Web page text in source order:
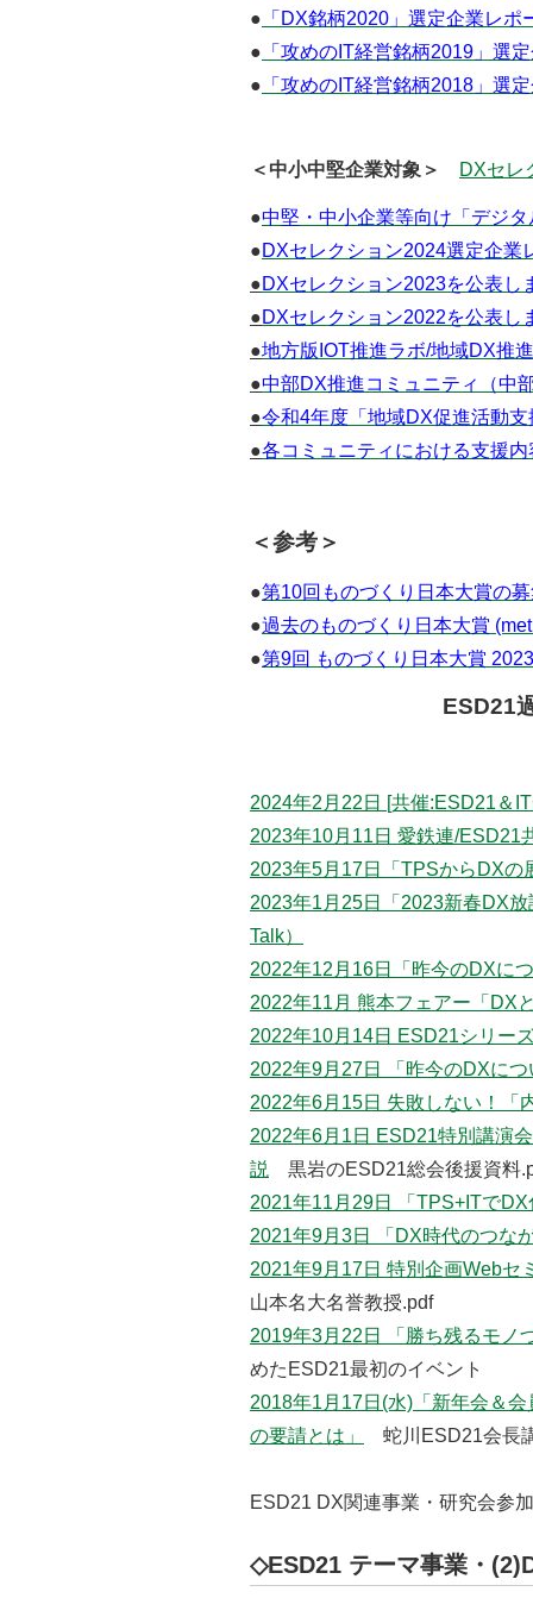
● 「DX銘柄2020」選定企業レポ
● 「攻めのIT経営銘柄2019」選
● 「攻めのIT経営銘柄2018」選
＜中小中堅企業対象＞ DXセレ
●中堅・中小企業等向け「デジ
●DXセレクション2024選定企業
●DXセレクション2023を公表し
●DXセレクション2022を公表し
●地方版IOT推進ラボ/地域DX推
●中部DX推進コミュニティ（中
●令和4年度「地域DX促進活動支
●各コミュニティにおける支援
＜参考＞
●第10回ものづくり日本大賞の
●過去のものづくり日本大賞
●第9回 ものづくり日本大賞
ESD21
2024年2月22日 [共催:ESD21＆
2023年10月11日 愛鉄連/ESD21
2023年5月17日「TPSからDXの
2023年1月25日「2023新春DX
Talk）
2022年12月16日「昨今のDXに
2022年11月 熊本フェアー「DX
2022年10月14日 ESD21シリー
2022年9月27日 「昨今のDXに
2022年6月15日 失敗しない！「
2022年6月1日 ESD21特別講演
説
黒岩のESD21総会後援資料
2021年11月29日 「TPS+ITで
2021年9月3日 「DX時代のつな
2021年9月17日 特別企画Webセ
山本名大名誉教授.pdf
2019年3月22日 「勝ち残るモノ
めた
2018年1月17日(水)「新年会＆
の要請とは」
蛇川ESD21会長
ESD21 DX関連事業・研究会参
◇ESD21 テーマ事業・